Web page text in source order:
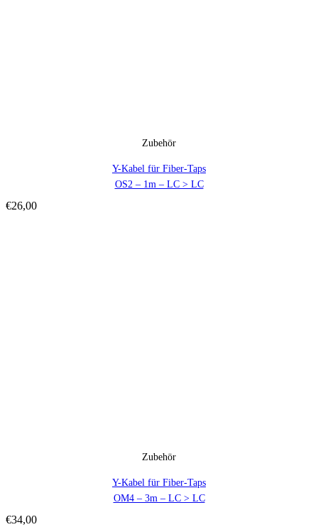
Zubehör
Y-Kabel für Fiber-Taps
OS2 – 1m – LC > LC
€26,00
Zubehör
Y-Kabel für Fiber-Taps
OM4 – 3m – LC > LC
€34,00